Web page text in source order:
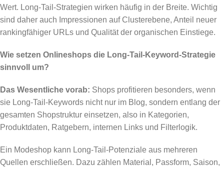
Wert. Long-Tail-Strategien wirken häufig in der Breite. Wichtig
sind daher auch Impressionen auf Clusterebene, Anteil neuer
rankingfähiger URLs und Qualität der organischen Einstiege.
Wie setzen Onlineshops die Long-Tail-Keyword-Strategie
sinnvoll um?
Das Wesentliche vorab: Shops profitieren besonders, wenn
sie Long-Tail-Keywords nicht nur im Blog, sondern entlang der
gesamten Shopstruktur einsetzen, also in Kategorien,
Produktdaten, Ratgebern, internen Links und Filterlogik.
Ein Modeshop kann Long-Tail-Potenziale aus mehreren
Quellen erschließen. Dazu zählen Material, Passform, Saison,